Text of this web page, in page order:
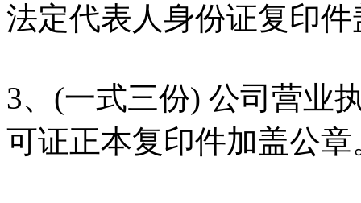
法定代表人身份证复印件
3、(一式三份) 公司营业
可证正本复印件加盖公章